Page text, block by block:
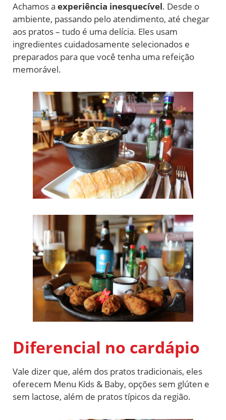
Achamos a experiência inesquecível. Desde o
ambiente, passando pelo atendimento, até chegar
aos pratos – tudo é uma delícia. Eles usam
ingredientes cuidadosamente selecionados e
preparados para que você tenha uma refeição
memorável.
Diferencial no cardápio
Vale dizer que, além dos pratos tradicionais, eles
oferecem Menu Kids & Baby, opções sem glúten e
sem lactose, além de pratos típicos da região.